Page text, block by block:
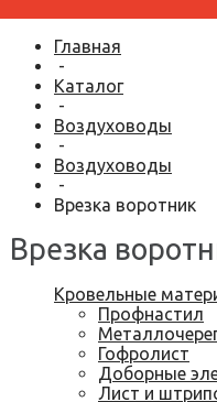
Главная
-
Каталог
-
Воздуховоды
-
Воздуховоды
-
Врезка воротник
Врезка
Кровельные
Профнастил
Гофролист
Доборные
Лист и